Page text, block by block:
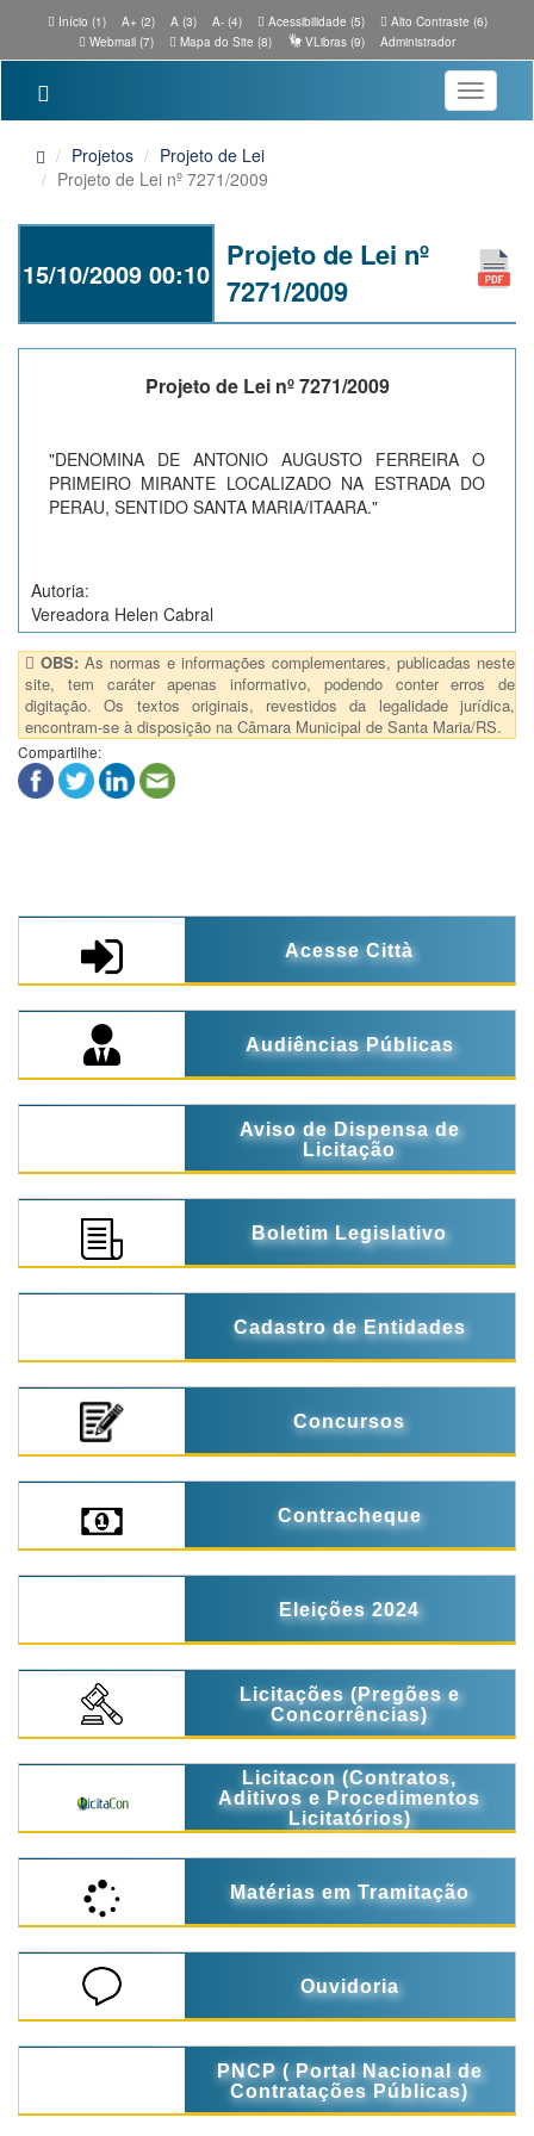
Início (1) A+ (2) A (3) A- (4) Acessibilidade (5)
Alto Contraste (6)
Webmail (7)
Mapa do Site (8) VLibras (9) Administrador
Toggle
Projetos
Projeto de Lei
Projeto de Lei nº 7271/2009
15/10/2009 00:10
Projeto de Lei nº
7271/2009
Projeto de Lei nº 7271/2009
"DENOMINA DE ANTONIO AUGUSTO FERREIRA O
PRIMEIRO MIRANTE LOCALIZADO NA ESTRADA DO
PERAU, SENTIDO SANTA MARIA/ITAARA."
Autoria:
Vereadora Helen Cabral
OBS: As normas e informações complementares, publicadas neste
site, tem caráter apenas informativo, podendo conter erros de
digitação. Os textos originais, revestidos da legalidade jurídica,
encontram-se à disposição na Câmara Municipal de Santa Maria/RS.
Compartilhe:
Acesse Città
Audiências Públicas
Aviso de Dispensa de
Licitação
Boletim Legislativo
Cadastro de Entidades
Concursos
Contracheque
Eleições 2024
Licitações (Pregões e
Concorrências)
Licitacon (Contratos,
Aditivos e Procedimentos
Licitatórios)
Matérias em Tramitação
Ouvidoria
PNCP ( Portal Nacional de
Contratações Públicas)